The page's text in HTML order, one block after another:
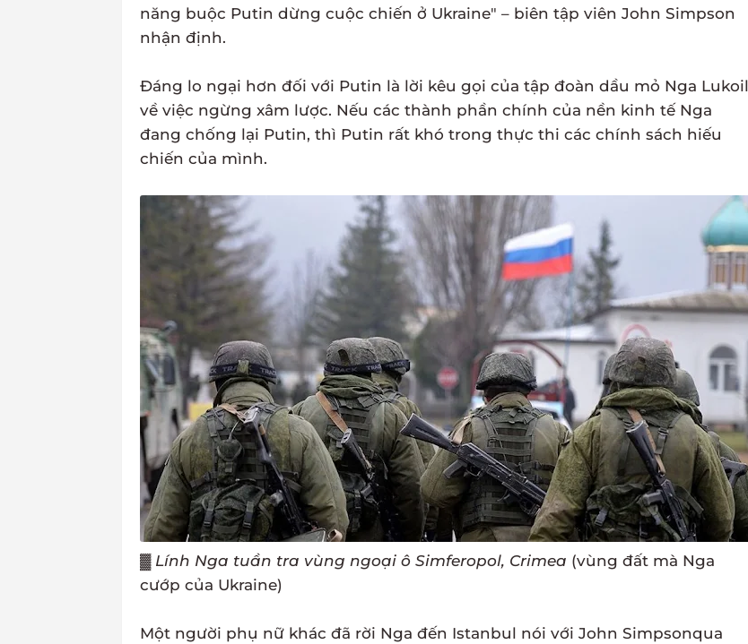
năng buộc Putin dừng cuộc chiến ở Ukraine" – biên tập viên John Simpson
nhận định.
Đáng lo ngại hơn đối với Putin là lời kêu gọi của tập đoàn dầu mỏ Nga Lukoil
về việc ngừng xâm lược. Nếu các thành phần chính của nền kinh tế Nga
đang chống lại Putin, thì Putin rất khó trong thực thi các chính sách hiếu
chiến của mình.
▓ Lính Nga tuần tra vùng ngoại ô Simferopol, Crimea (vùng đất mà Nga
cướp của Ukraine)
Một người phụ nữ khác đã rời Nga đến Istanbul nói với John Simpsonqua